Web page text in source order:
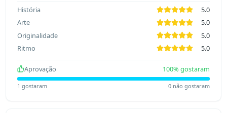
História
5.0
Arte
5.0
Originalidade
5.0
Ritmo
5.0
Aprovação 100% gostaram
1 gostaram 0 não gostaram